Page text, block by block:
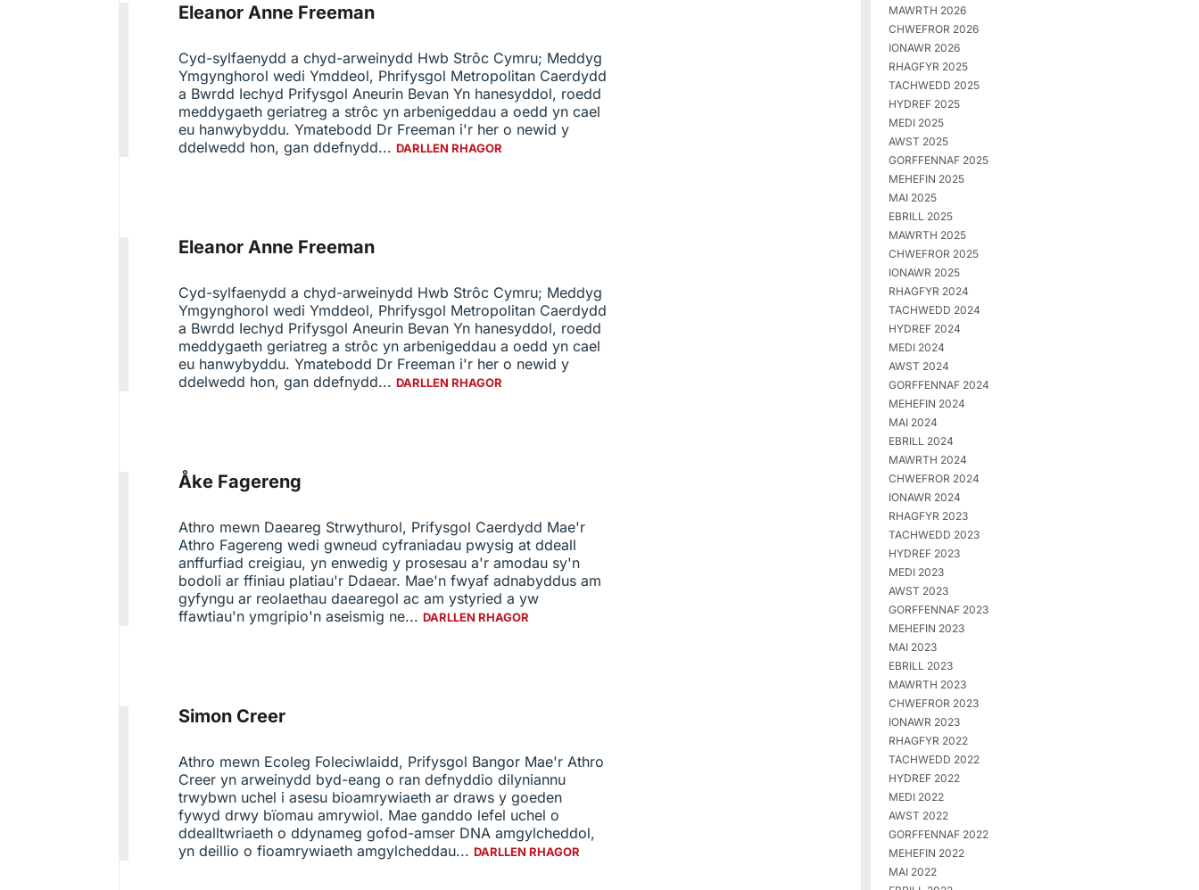
Eleanor Anne Freeman
Cyd-sylfaenydd a chyd-arweinydd Hwb Strôc Cymru; Meddyg
Ymgynghorol wedi Ymddeol, Phrifysgol Metropolitan Caerdydd
a Bwrdd Iechyd Prifysgol Aneurin Bevan Yn hanesyddol, roedd
meddygaeth geriatreg a strôc yn arbenigeddau a oedd yn cael
eu hanwybyddu. Ymatebodd Dr Freeman i'r her o newid y
ddelwedd hon, gan ddefnydd... DARLLEN RHAGOR
Eleanor Anne Freeman
Cyd-sylfaenydd a chyd-arweinydd Hwb Strôc Cymru; Meddyg
Ymgynghorol wedi Ymddeol, Phrifysgol Metropolitan Caerdydd
a Bwrdd Iechyd Prifysgol Aneurin Bevan Yn hanesyddol, roedd
meddygaeth geriatreg a strôc yn arbenigeddau a oedd yn cael
eu hanwybyddu. Ymatebodd Dr Freeman i'r her o newid y
ddelwedd hon, gan ddefnydd... DARLLEN RHAGOR
Åke Fagereng
Athro mewn Daeareg Strwythurol, Prifysgol Caerdydd Mae'r
Athro Fagereng wedi gwneud cyfraniadau pwysig at ddeall
anffurfiad creigiau, yn enwedig y prosesau a'r amodau sy'n
bodoli ar ffiniau platiau'r Ddaear. Mae'n fwyaf adnabyddus am
gyfyngu ar reolaethau daearegol ac am ystyried a yw
ffawtiau'n ymgripio'n aseismig ne... DARLLEN RHAGOR
Simon Creer
Athro mewn Ecoleg Foleciwlaidd, Prifysgol Bangor Mae'r Athro
Creer yn arweinydd byd-eang o ran defnyddio dilyniannu
trwybwn uchel i asesu bioamrywiaeth ar draws y goeden
fywyd drwy bïomau amrywiol. Mae ganddo lefel uchel o
ddealltwriaeth o ddynameg gofod-amser DNA amgylcheddol,
yn deillio o fioamrywiaeth amgylcheddau... DARLLEN RHAGOR
MAWRTH 2026
CHWEFROR 2026
IONAWR 2026
RHAGFYR 2025
TACHWEDD 2025
HYDREF 2025
MEDI 2025
AWST 2025
GORFFENNAF 2025
MEHEFIN 2025
MAI 2025
EBRILL 2025
MAWRTH 2025
CHWEFROR 2025
IONAWR 2025
RHAGFYR 2024
TACHWEDD 2024
HYDREF 2024
MEDI 2024
AWST 2024
GORFFENNAF 2024
MEHEFIN 2024
MAI 2024
EBRILL 2024
MAWRTH 2024
CHWEFROR 2024
IONAWR 2024
RHAGFYR 2023
TACHWEDD 2023
HYDREF 2023
MEDI 2023
AWST 2023
GORFFENNAF 2023
MEHEFIN 2023
MAI 2023
EBRILL 2023
MAWRTH 2023
CHWEFROR 2023
IONAWR 2023
RHAGFYR 2022
TACHWEDD 2022
HYDREF 2022
MEDI 2022
AWST 2022
GORFFENNAF 2022
MEHEFIN 2022
MAI 2022